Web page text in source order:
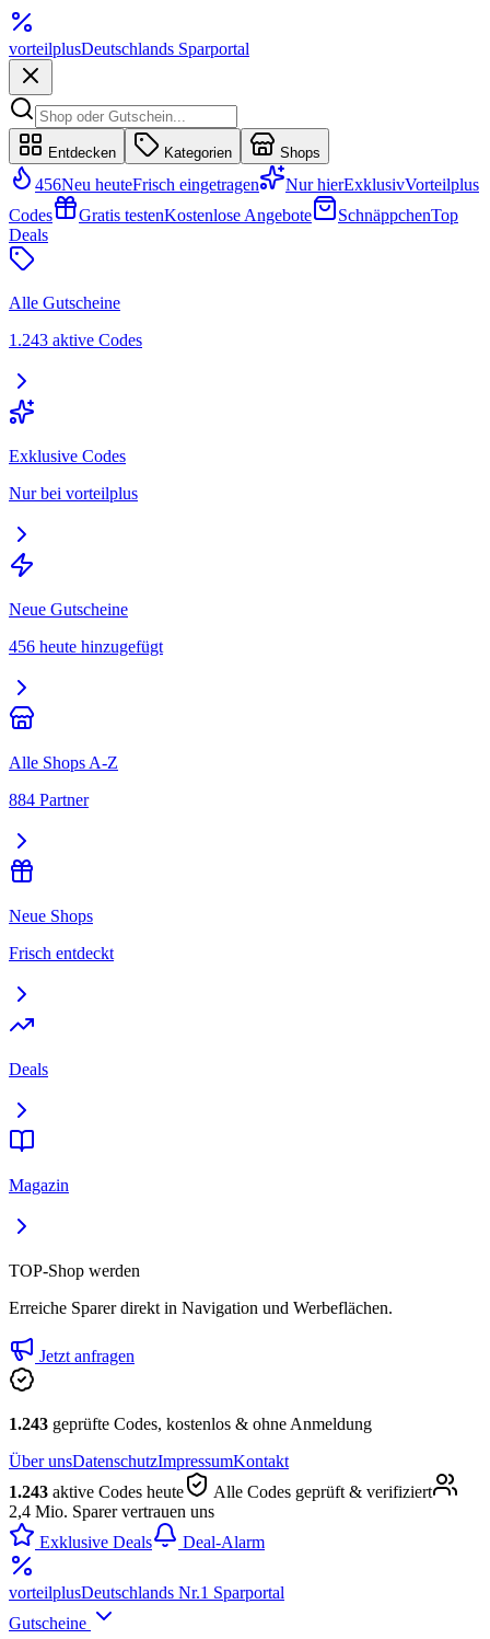
vorteilplusDeutschlands Sparportal
Entdecken Kategorien Shops
456Neu heuteFrisch eingetragen Nur hierExklusivVorteilplus
Codes
Gratis testenKostenlose Angebote SchnäppchenTop
Deals
Alle Gutscheine
1.243 aktive Codes
Exklusive Codes
Nur bei vorteilplus
Neue Gutscheine
456 heute hinzugefügt
Alle Shops A-Z
884 Partner
Neue Shops
Frisch entdeckt
Deals
Magazin
TOP-Shop werden
Erreiche Sparer direkt in Navigation und Werbeflächen.
Jetzt anfragen
1.243 geprüfte Codes, kostenlos & ohne Anmeldung
Über unsDatenschutzImpressumKontakt
1.243 aktive Codes heute
Alle Codes geprüft & verifiziert
2,4 Mio. Sparer vertrauen uns
Exklusive Deals
Deal-Alarm
vorteilplusDeutschlands Nr.1 Sparportal
Gutscheine